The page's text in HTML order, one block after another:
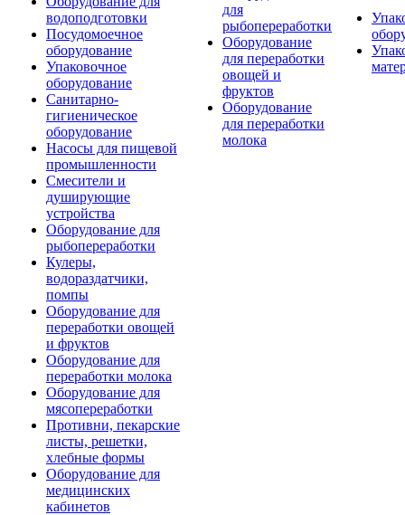
водоподготовки
Посудомоечное
оборудование
Упаковочное
оборудование
Санитарно-
гигиеническое
оборудование
Насосы для пищевой
промышленности
Смесители и
душирующие
устройства
Оборудование для
рыбопереработки
Кулеры,
водораздатчики,
помпы
Оборудование для
переработки овощей
и фруктов
Оборудование для
переработки молока
Оборудование для
мясопереработки
Противни, пекарские
листы, решетки,
хлебные формы
Оборудование для
медицинских
кабинетов
для
рыбопереработки
Оборудование
для переработки
овощей и
фруктов
Оборудование
для переработки
молока